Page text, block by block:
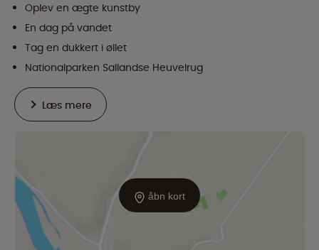
åbn kort
Oplev en ægte kunstby
En dag på vandet
Tag en dukkert i øllet
Nationalparken Sallandse Heuvelrug
Læs mere